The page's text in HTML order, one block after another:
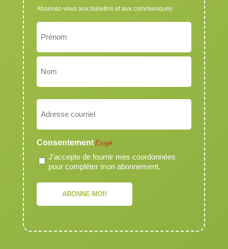
Abonnez-vous aux bulletins et aux communiqués
Nom
Exigé
Prénom
Courriel
Exigé
Consentement Exigé
J'accepte de fournir mes coordonnées
pour compléter mon abonnement.